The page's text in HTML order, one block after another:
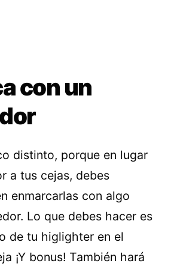
con un
distinto, porque en lugar
a tus cejas, debes
enmarcarlas con algo
Lo que debes hacer es
de tu higlighter en el
¡Y bonus! También hará